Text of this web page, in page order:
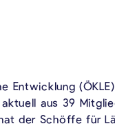
Entwicklung
aus 39
der Schöffe für